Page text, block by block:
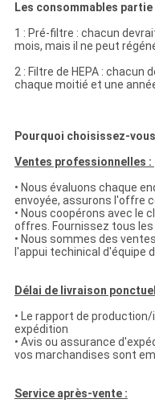
Les consommables
1 : Pré-filtre : chacun
mois, mais il ne peut
2 : Filtre de HEPA :
chaque moitié et une
Pourquoi choisissez-vous
Ventes professionnelles :
• Nous évaluons chaque
envoyée, assurons l'offre
• Nous coopérons avec le
offres. Fournissez tous
• Nous sommes des
l'appui techinical d'équipe
Délai de livraison
• Le rapport de
expédition
• Avis ou assurance
vos marchandises sont
Service après-vente :